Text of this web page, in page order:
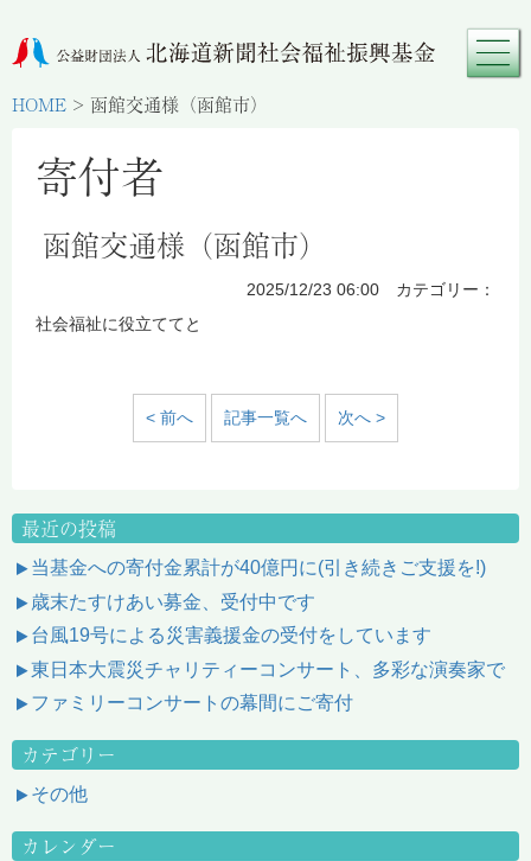
HOME > 函館交通様（函館市）
寄付者
函館交通様（函館市）
2025/12/23 06:00 カテゴリー：
社会福祉に役立ててと
< 前へ 記事一覧へ 次へ >
最近の投稿
当基金への寄付金累計が40億円に(引き続きご支援を!)
歳末たすけあい募金、受付中です
台風19号による災害義援金の受付をしています
東日本大震災チャリティーコンサート、多彩な演奏家で
ファミリーコンサートの幕間にご寄付
カテゴリー
その他
カレンダー